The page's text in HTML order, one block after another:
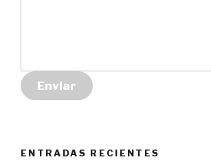
Enviar
ENTRADAS RECIENTES